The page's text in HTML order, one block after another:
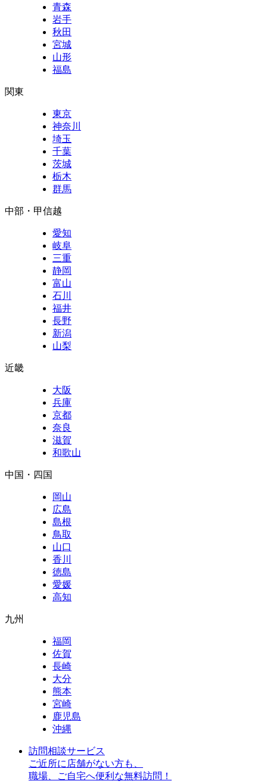
青森
岩手
秋田
宮城
山形
福島
関東
東京
神奈川
埼玉
千葉
茨城
栃木
群馬
中部・甲信越
愛知
岐阜
三重
静岡
富山
石川
福井
長野
新潟
山梨
近畿
大阪
兵庫
京都
奈良
滋賀
和歌山
中国・四国
岡山
広島
島根
鳥取
山口
香川
徳島
愛媛
高知
九州
福岡
佐賀
長崎
大分
熊本
宮崎
鹿児島
沖縄
訪問相談サービス
ご近所に店舗がない方も、
職場、ご自宅へ便利な無料訪問！